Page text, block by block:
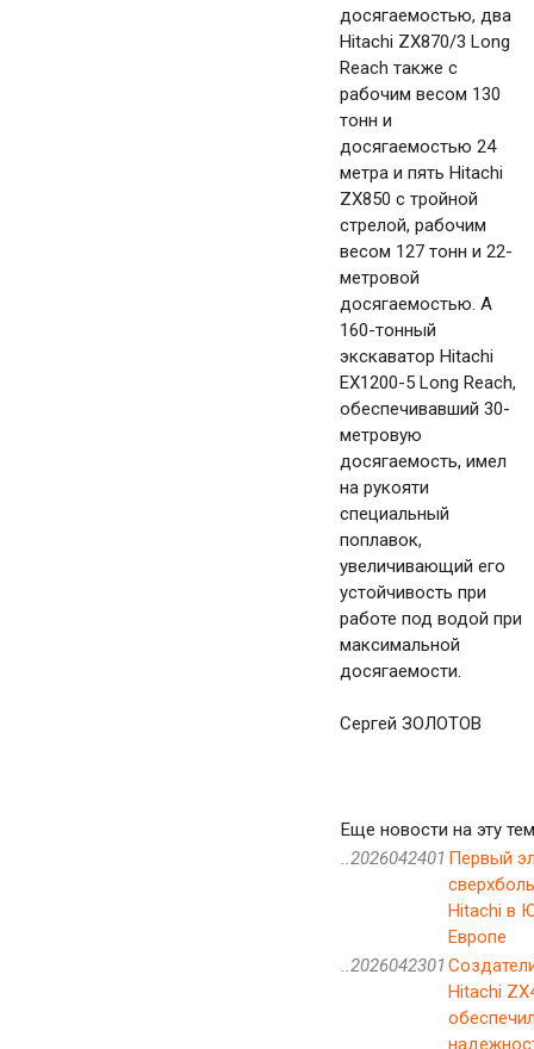
досягаемостью, два
Hitachi ZX870/3 Long
Reach также с
рабочим весом 130
тонн и
досягаемостью 24
метра и пять Hitachi
ZX850 с тройной
стрелой, рабочим
весом 127 тонн и 22-
метровой
досягаемостью. А
160-тонный
экскаватор Hitachi
EX1200-5 Long Reach,
обеспечивавший 30-
метровую
досягаемость, имел
на рукояти
специальный
поплавок,
увеличивающий его
устойчивость при
работе под водой при
максимальной
досягаемости.
Сергей ЗОЛОТОВ
Еще новости на эту
..2026042401 Первый
Hitachi в
Европе
..2026042301
Hitachi